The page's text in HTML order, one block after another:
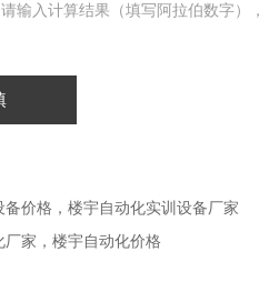
请输入计算结果（填写阿拉伯数字）
价格，楼宇自动化实训设备厂家
家，楼宇自动化价格